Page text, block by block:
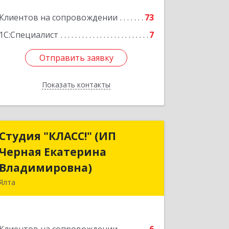
Клиентов на сопровождении
73
1С:Специалист
7
Отправить заявку
Показать контакты
Отправить заявку
Назад
Студия "КЛАСС!" (ИП
Черная Екатерина
Владимировна)
Студия "КЛАСС!" (ИП
Черная Екатерина
Владимировна)